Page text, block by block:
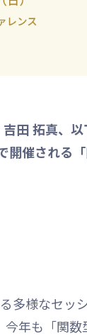
田 拓真、
催される
多様なセッ
年も「関数